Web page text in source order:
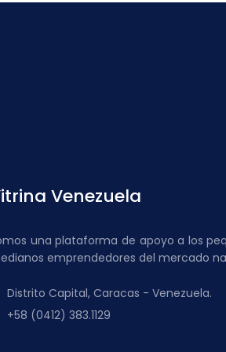
Venezuela
una plataforma de apoyo a los
emprendedores del mercado
Distrito Capital, Caracas - Venezuela.
+58 (0412) 383.1129